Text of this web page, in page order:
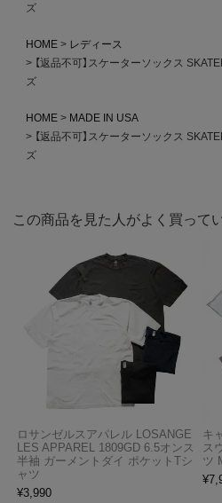
ズ
HOME
レディース
【返品不可】スケーターソックス
ズ
HOME
MADE IN USA
【返品不可】スケーターソックス
ズ
この商品を見た人がよく買って
ロサンゼルスアパレル LOSANGE
LES APPAREL 1809GD 6.5オンス
半袖 ガーメントダイ ポケットTシ
ャツ
¥3,990
キ
ス
ツ
¥